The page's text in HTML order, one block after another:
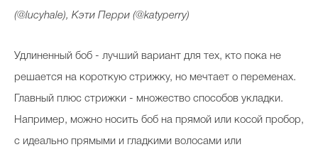
(@lucyhale), Кэти Перри (@katyperry)
Удлиненный боб - лучший вариант для тех, кто пока не
решается на короткую стрижку, но мечтает о переменах.
Главный плюс стрижки - множество способов укладки.
Например, можно носить боб на прямой или косой пробор,
с идеально прямыми и гладкими волосами или